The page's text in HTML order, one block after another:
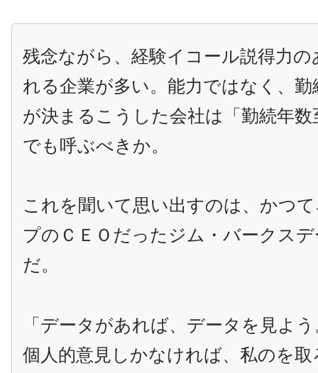
残念ながら、経験イコール説得力
れる企業が多い。能力ではなく、勤
が決まるこうした会社は「勤続年数
でも呼ぶべきか。
これを聞いて思い出すのは、かつ
プのＣＥＯだったジム・バークス
だ。
「データがあれば、データを見よ
個人的意見しかなければ、私のを取